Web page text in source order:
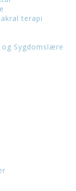
terapi
Sygdomslære